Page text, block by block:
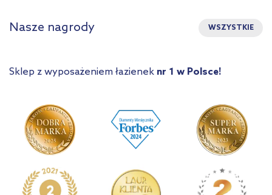
Nasze nagrody WSZYSTKIE
Sklep z wyposażeniem łazienek nr 1 w Polsce!